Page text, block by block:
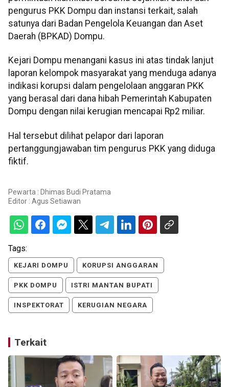
pengurus PKK Dompu dan instansi terkait, salah
satunya dari Badan Pengelola Keuangan dan Aset
Daerah (BPKAD) Dompu.
Kejari Dompu menangani kasus ini atas tindak lanjut
laporan kelompok masyarakat yang menduga adanya
indikasi korupsi dalam pengelolaan anggaran PKK
yang berasal dari dana hibah Pemerintah Kabupaten
Dompu dengan nilai kerugian mencapai Rp2 miliar.
Hal tersebut dilihat pelapor dari laporan
pertanggungjawaban tim pengurus PKK yang diduga
fiktif.
Pewarta : Dhimas Budi Pratama
Editor : Agus Setiawan
Tags:
KEJARI DOMPU KORUPSI ANGGARAN
PKK DOMPU ISTRI MANTAN BUPATI
INSPEKTORAT KERUGIAN NEGARA
Terkait